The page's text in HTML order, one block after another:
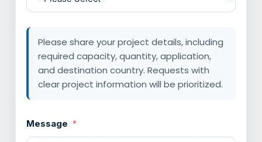
Please share your project details, including
required capacity, quantity, application,
and destination country. Requests with
clear project information will be prioritized.
Message